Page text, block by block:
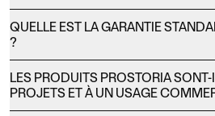
QUELLE EST LA GARANTIE
?
LES PRODUITS PROSTORIA
PROJETS ET À UN USAGE